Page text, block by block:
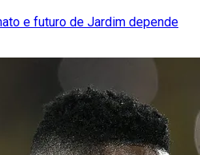
e futuro de Jardim depende